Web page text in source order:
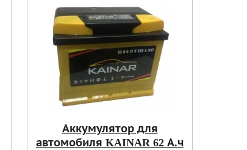
Аккумулятор для
автомобиля KAINAR 62 А.ч